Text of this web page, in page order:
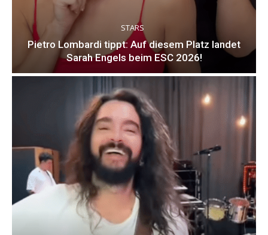
STARS
Pietro Lombardi tippt: Auf diesem Platz landet
Sarah Engels beim ESC 2026!